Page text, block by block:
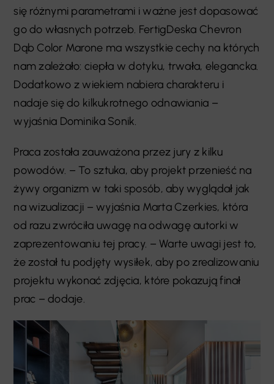
się różnymi parametrami i ważne jest dopasować
go do własnych potrzeb. FertigDeska Chevron
Dąb Color Marone ma wszystkie cechy na których
nam zależało: ciepła w dotyku, trwała, elegancka.
Dodatkowo z wiekiem nabiera charakteru i
nadaje się do kilkukrotnego odnawiania –
wyjaśnia Dominika Sonik.
Praca została zauważona przez jury z kilku
powodów. – To sztuka, aby projekt przenieść na
żywy organizm w taki sposób, aby wyglądał jak
na wizualizacji – wyjaśnia Marta Czerkies, która
od razu zwróciła uwagę na odwagę autorki w
zaprezentowaniu tej pracy. – Warte uwagi jest to,
że został tu podjęty wysiłek, aby po zrealizowaniu
projektu wykonać zdjęcia, które pokazują finał
prac – dodaje.